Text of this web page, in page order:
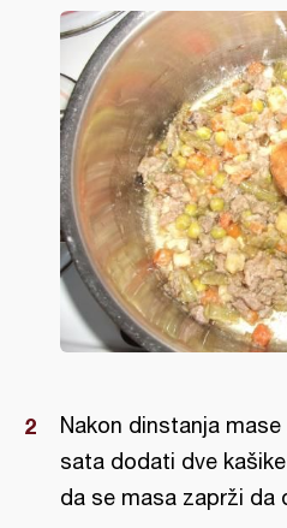
Nakon dinstanja
sata dodati dve
da se masa zaprži da